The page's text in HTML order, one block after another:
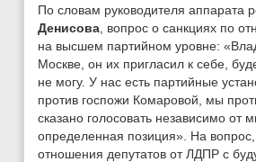
По словам руководителя аппарата
Денисова , вопрос о санкциях по
на высшем партийном уровне:
Москве, он их пригласил к себе,
не могу. У нас есть партийные
против госпожи Комаровой, мы
сказано голосовать независимо от
определенная позиция». На
отношения депутатов от ЛДПР с